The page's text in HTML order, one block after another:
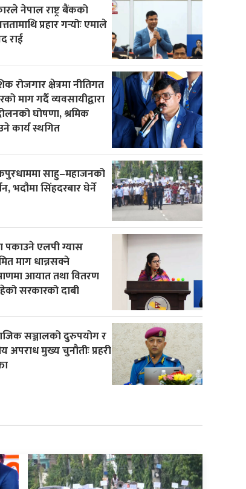
नेपाल राष्ट्र बैंकको
प्रहार गर्‍योः एमाले
राई
रोजगार क्षेत्रमा नीतिगत
माग गर्दै व्यवसायीद्वारा
घोषणा, श्रमिक
कार्य स्थगित
साहु–महाजनको
भदौमा सिंहदरबार घेर्ने
पकाउने एलपी ग्यास
माग धान्नसक्ने
आयात तथा वितरण
सरकारको दाबी
सञ्जालको दुरुपयोग र
अपराध मुख्य चुनौतीः प्रहरी